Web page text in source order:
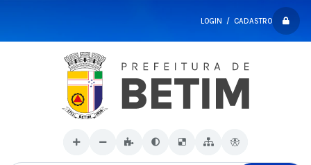
LOGIN / CADASTRO